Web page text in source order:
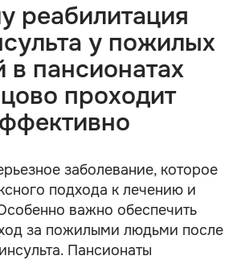
реабилитация
у пожилых
в пансионатах
проходит
заболевание, которое
подхода к лечению и
важно обеспечить
за пожилыми людьми после
Пансионаты